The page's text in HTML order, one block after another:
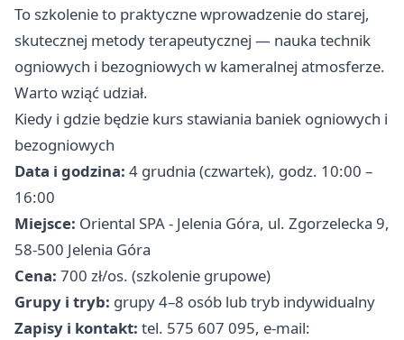
To szkolenie to praktyczne wprowadzenie do starej,
skutecznej metody terapeutycznej — nauka technik
ogniowych i bezogniowych w kameralnej atmosferze.
Warto wziąć udział.
Kiedy i gdzie będzie kurs stawiania baniek ogniowych i
bezogniowych
Data i godzina: 4 grudnia (czwartek), godz. 10:00 –
16:00
Miejsce: Oriental SPA - Jelenia Góra, ul. Zgorzelecka 9,
58-500 Jelenia Góra
Cena: 700 zł/os. (szkolenie grupowe)
Grupy i tryb: grupy 4–8 osób lub tryb indywidualny
Zapisy i kontakt: tel. 575 607 095, e-mail: